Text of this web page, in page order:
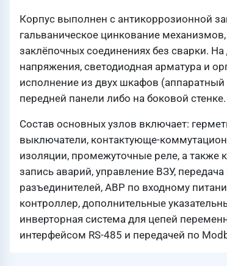
Корпус выполнен с антикоррозионной
гальваническое цинкование
заклёпочных соединениях без сварки.
напряжения, светодиодная арматура и
исполнение из двух шкафов
передней панели либо на боковой стенке.
Состав основных узлов включает:
выключатели, контактующе-
изоляции, промежуточные реле, а также
запись аварий, управление ВЗУ,
разъединителей, АВР по входному
контроллер, дополнительные
инверторная система для цепей
интерфейсом RS-485 и передачей по